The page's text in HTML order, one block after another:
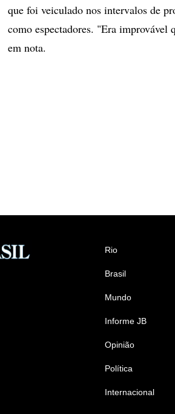
que foi veiculado nos intervalos de
como espectadores. "Era improvável
em nota.
Rio
Brasil
Mundo
Informe JB
Opinião
Política
Internacional